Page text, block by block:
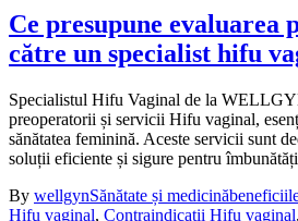
Ce presupune evaluarea
către un specialist hifu
Specialistul Hifu Vaginal de la
preoperatorii și servicii Hifu vaginal,
sănătatea feminină. Aceste servicii sunt
soluții eficiente și sigure pentru
By wellgynSănătate și medicină
Hifu vaginal, Contraindicații Hifu vaginal,